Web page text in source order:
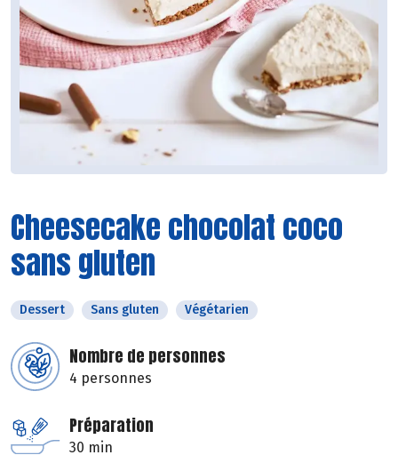
Cheesecake chocolat coco
sans gluten
Dessert Sans gluten Végétarien
Nombre de personnes
4 personnes
Préparation
30 min